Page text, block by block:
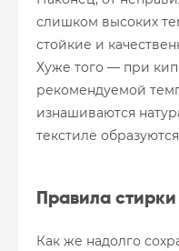
слишком высоких
стойкие и
Хуже того — при
рекомендуемой
изнашиваются
текстиле
Правила стирки
Как же надолго